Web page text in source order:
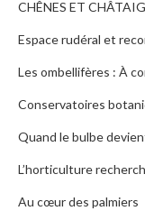
CHÊNES ET
Espace rudéral et
Les ombellifères : À
Conservatoires
Quand le bulbe
L’horticulture
Au cœur des palmiers